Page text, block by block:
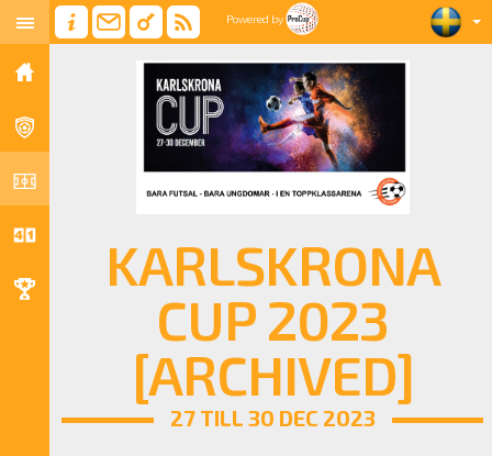
Powered by
KARLSKRONA
CUP 2023
[ARCHIVED]
27 TILL 30 DEC 2023